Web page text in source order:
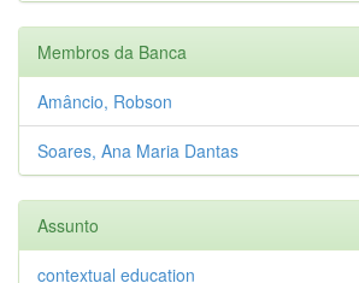
Membros da Banca
Amâncio, Robson
Soares, Ana Maria Dantas
Assunto
contextual education